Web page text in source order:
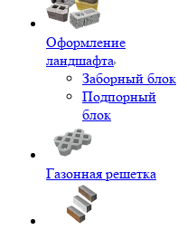
Оформление
ландшафта
Заборный блок
Подпорный
блок
Газонная решетка